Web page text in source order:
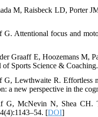
M, Raisbeck LD, Porter
G. Attentional focus and
Graaff E, Hoozemans M,
of Sports Science &
G, Lewthwaite R. Effortless
a new perspective in the
G, McNevin N, Shea CH.
[DOI]